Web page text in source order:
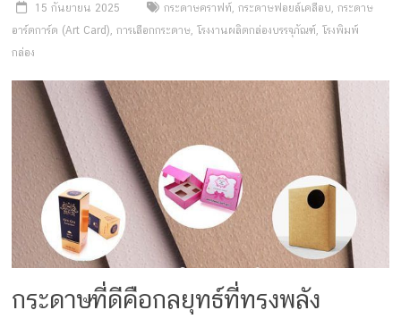
ครีม
บรรจุ
ภัณฑ์
ฉลาก
ครบ
วงจร
ผลิต
ซอง
ฟอยล์
รับ
ผลิต
15 กันยายน 2025 กระดาษคราฟท์,กระดาษฟอยล์เคลือบ,กระดาษ
อาร์ตการ์ด (Art Card),การเลือกกระดาษ,โรงงานผลิตกล่องบรรจุภัณฑ์,โรงพิมพ์
กล่อง
กระดาษที่ดีคือกลยุทธ์ที่ทรงพลัง